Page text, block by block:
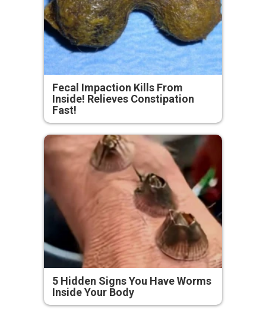
Fecal Impaction Kills From
Inside! Relieves Constipation
Fast!
5 Hidden Signs You Have Worms
Inside Your Body